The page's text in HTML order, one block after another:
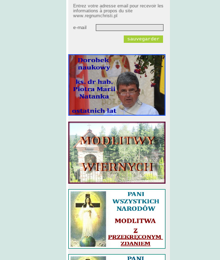
Entrez votre adresse email pour recevoir les
informations à propos du site
www.regnumchristi.pl
e-mail